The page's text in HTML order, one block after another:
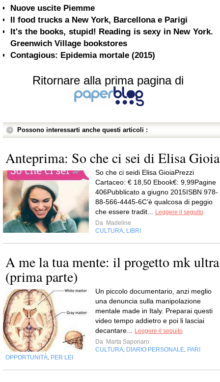
Nuove uscite Piemme
Il food trucks a New York, Barcellona e Parigi
It's the books, stupid! Reading is sexy in New York.
Greenwich Village bookstores
Contagious: Epidemia mortale (2015)
Ritornare alla prima pagina di
Possono interessarti anche questi articoli :
Anteprima: So che ci sei di Elisa Gioia
So che ci seidi Elisa GioiaPrezzi
Cartaceo: € 18,50 Ebook€: 9,99Pagine
406Pubblicato a giugno 2015ISBN 978-
88-566-4445-6C’è qualcosa di peggio
che essere tradit...
Leggere il seguito
Da Madeline
CULTURA LIBRI
A me la tua mente: il progetto mk ultra
(prima parte)
Un piccolo documentario, anzi meglio
una denuncia sulla manipolazione
mentale made in Italy. Preparai questi
video tempo addietro e poi li lasciai
decantare...
Leggere il seguito
Da Marta Saponaro
CULTURA DIARIO PERSONALE PARI
OPPORTUNITÀ PER LEI